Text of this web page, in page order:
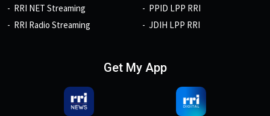
RRI NET Streaming
RRI Radio Streaming
PPID LPP RRI
JDIH LPP RRI
Get My App